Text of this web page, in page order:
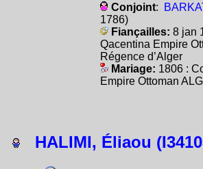
Conjoint:
1786)
Fiançailles: 8 jan
Qacentina Empire
Régence d’Alger
Mariage: 1806 :
Empire Ottoman
HALIMI, Éliaou